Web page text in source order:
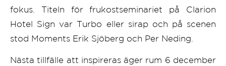
fokus. Titeln för frukostseminariet på Clarion
Hotel Sign var Turbo eller sirap och på scenen
stod Moments Erik Sjöberg och Per Neding.
Nästa tillfälle att inspireras äger rum 6 december